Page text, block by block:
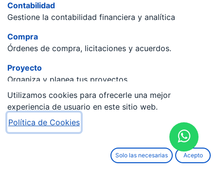
Contabilidad
Gestione la contabilidad financiera y analítica
Compra
Órdenes de compra, licitaciones y acuerdos.
Proyecto
Organiza y planea tus proyectos
Comercio electrónico
Venda sus productos online
Fabricación
Utilizamos cookies para ofrecerle una mejor
experiencia de usuario en este sitio web.
Política de Cookies
Solo las necesarias Acepto